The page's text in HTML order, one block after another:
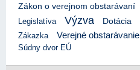
Zákon o verejnom obstarávaní
Legislatíva
Výzva Dotácia
Zákazka Verejné obstarávanie
Súdny dvor EÚ